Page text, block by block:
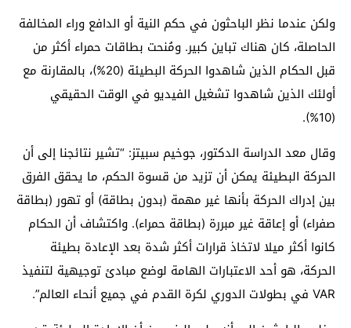
ولكن عندما نظر الباحثون في حكم النية أو الدافع وراء المخالفة
الحاصلة، كان هناك تباين كبير. ومُنحت بطاقات حمراء أكثر من
قبل الحكام الذين شاهدوا الحركة البطيئة (20%)، بالمقارنة مع
أولئك الذين شاهدوا تشغيل الفيديو في الوقت الحقيقي
(10%).
وقال معد الدراسة الدكتور، جوخيم سبيتز: “تشير نتائجنا إلى أن
الحركة البطيئة يمكن أن تزيد من قسوة الحكم، ما يحقق الفرق
بين إدراك الحركة بأنها غير مهمة (بدون بطاقة) أو تهور (بطاقة
صفراء) أو إعاقة غير مبررة (بطاقة حمراء). واكتشاف أن الحكام
كانوا أكثر ميلا لاتخاذ قرارات أكثر شدة بعد الإعادة بطيئة
الحركة، هو أحد الاعتبارات الهامة لوضع مبادئ توجيهية لتنفيذ
VAR في بطولات الدوري لكرة القدم في جميع أنحاء العالم”.